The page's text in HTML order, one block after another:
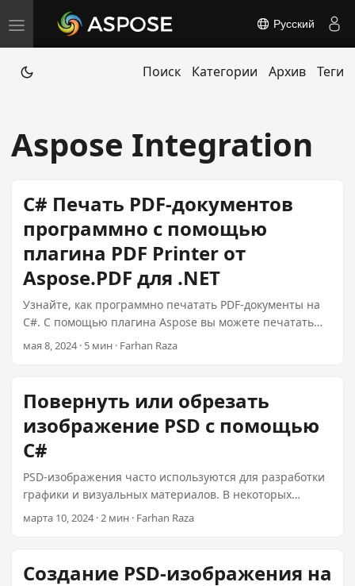
T
o
g
e
n
Русский
Поиск Категории Архив Теги
Aspose Integration
C# Печать PDF-документов
программно с помощью
плагина PDF Printer от
Aspose.PDF для .NET
Узнайте, как программно печатать PDF-документы на
C#. С помощью плагина Aspose вы можете печатать
один или несколько PDF-файлов, конкретные страницы
печати с помощью качественных изображений.
мая 8, 2024 · 5 мин · Farhan Raza
Повернуть или обрезать
изображение PSD с помощью
C#
PSD-изображения часто используются для разработки
графики и визуальных материалов. В некоторых
случаях вам может понадобиться обрезать или
повернуть PSD-изображение для различных
как обрезать или повернуть PSD-изображение с
помощью C# с использованием плагина .NET всего за
марта 10, 2024 · 2 мин · Farhan Raza
Создание PSD-изображения на